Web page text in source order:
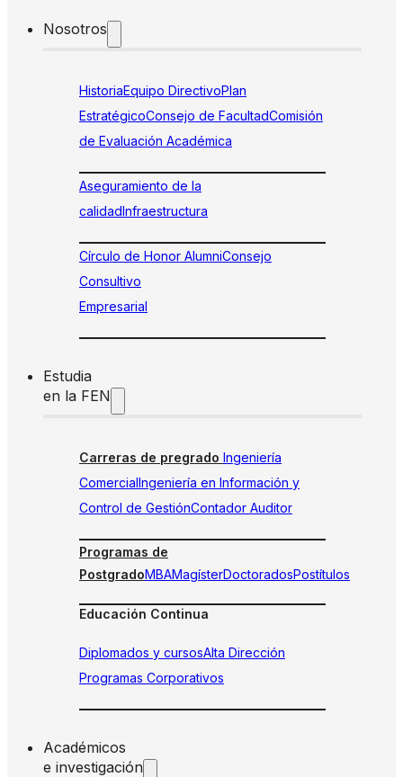
Nosotros
HistoriaEquipo DirectivoPlan
EstratégicoConsejo de FacultadComisión
de Evaluación Académica
Aseguramiento de la
calidadInfraestructura
Círculo de Honor AlumniConsejo
Consultivo
Empresarial
Estudia
en la FEN
Carreras de pregrado Ingeniería
ComercialIngeniería en Información y
Control de GestiónContador Auditor
Programas de
PostgradoMBAMagísterDoctoradosPostítulos
Educación Continua
Diplomados y cursosAlta Dirección
Programas Corporativos
Académicos
e investigación